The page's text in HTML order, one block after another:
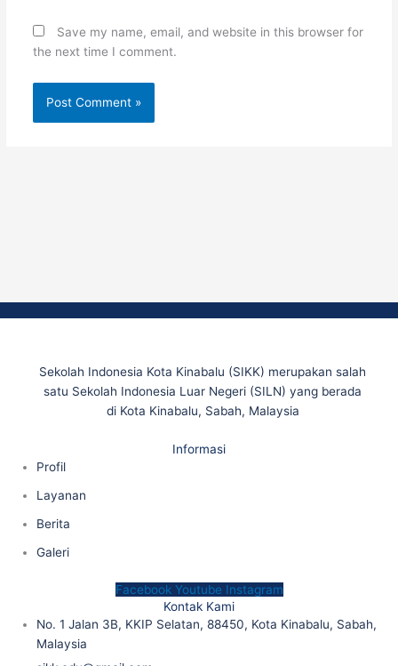
Save my name, email, and website in this browser for
the next time I comment.
Sekolah Indonesia Kota Kinabalu (SIKK) merupakan salah
satu Sekolah Indonesia Luar Negeri (SILN) yang berada
di Kota Kinabalu, Sabah, Malaysia
Informasi
Profil
Layanan
Berita
Galeri
Facebook Youtube Instagram
Kontak Kami
No. 1 Jalan 3B, KKIP Selatan, 88450, Kota Kinabalu, Sabah,
Malaysia